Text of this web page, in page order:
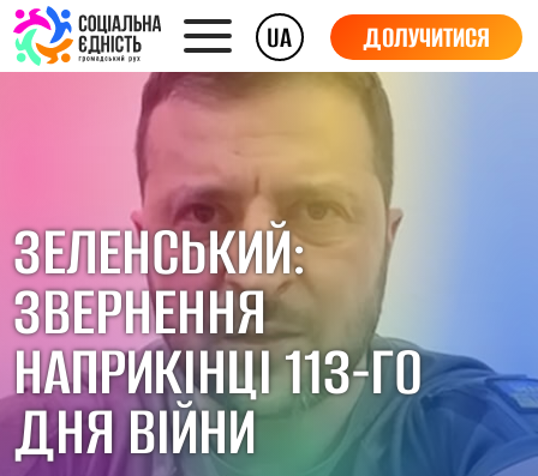
UA ДОЛУЧИТИСЯ
ЗЕЛЕНСЬКИЙ:
ЗВЕРНЕННЯ
НАПРИКІНЦІ 113-ГО
ДНЯ ВІЙНИ